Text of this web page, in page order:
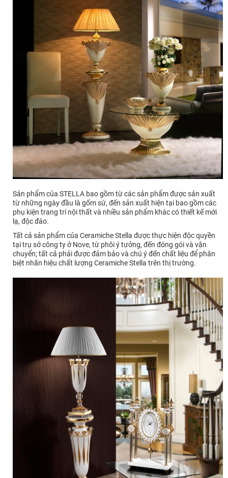
Sản phẩm của STELLA bao gồm từ các sản phẩm được sản xuất
từ những ngày đầu là gốm sứ, đến sản xuất hiện tại bao gồm các
phụ kiện trang trí nội thất và nhiều sản phẩm khác có thiết kế mới
lạ, độc đáo.
Tất cả sản phẩm của Ceramiche Stella được thực hiện độc quyền
tại trụ sở công ty ở Nove, từ phôi ý tưởng, đến đóng gói và vận
chuyển; tất cả phải được đảm bảo và chú ý đến chất liệu để phân
biệt nhãn hiệu chất lượng Ceramiche Stella trên thị trường.